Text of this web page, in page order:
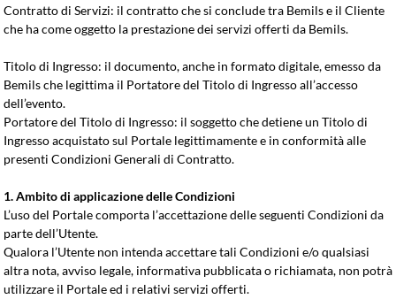
Contratto di Servizi: il contratto che si conclude tra Bemils e il Cliente
che ha come oggetto la prestazione dei servizi offerti da Bemils.
Titolo di Ingresso: il documento, anche in formato digitale, emesso da
Bemils che legittima il Portatore del Titolo di Ingresso all’accesso
dell’evento.
Portatore del Titolo di Ingresso: il soggetto che detiene un Titolo di
Ingresso acquistato sul Portale legittimamente e in conformità alle
presenti Condizioni Generali di Contratto.
1. Ambito di applicazione delle Condizioni
L’uso del Portale comporta l’accettazione delle seguenti Condizioni da
parte dell’Utente.
Qualora l’Utente non intenda accettare tali Condizioni e/o qualsiasi
altra nota, avviso legale, informativa pubblicata o richiamata, non potrà
utilizzare il Portale ed i relativi servizi offerti.